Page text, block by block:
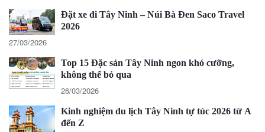
Đặt xe đi Tây Ninh – Núi Bà Đen Saco Travel
2026
27/03/2026
Top 15 Đặc sản Tây Ninh ngon khó cưỡng,
không thể bỏ qua
26/03/2026
Kinh nghiệm du lịch Tây Ninh tự túc 2026 từ A
đến Z